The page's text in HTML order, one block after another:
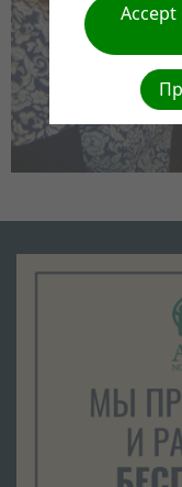
Accept